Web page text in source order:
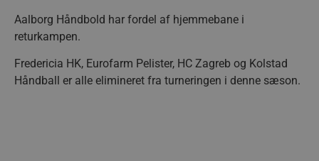
Aalborg Håndbold har fordel af hjemmebane i
returkampen.
Fredericia HK, Eurofarm Pelister, HC Zagreb og Kolstad
Håndball er alle elimineret fra turneringen i denne sæson.